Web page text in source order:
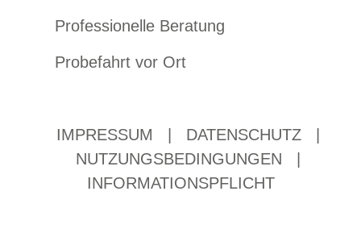
Professionelle Beratung
Probefahrt vor Ort
IMPRESSUM DATENSCHUTZ
NUTZUNGSBEDINGUNGEN
INFORMATIONSPFLICHT